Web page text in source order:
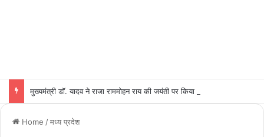
मुख्यमंत्री डॉ. यादव ने राजा राममोहन राय की जयंती पर किया नमन
Home /मध्य प्रदेश